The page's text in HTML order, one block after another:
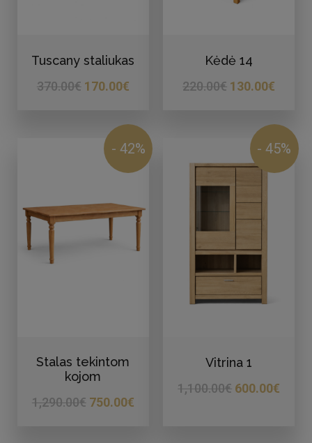
Tuscany staliukas
370.00€ 170.00€
Kėdė 14
220.00€ 130.00€
- 42%
Stalas tekintom
kojom
1,290.00€ 750.00€
- 45%
Vitrina 1
1,100.00€ 600.00€